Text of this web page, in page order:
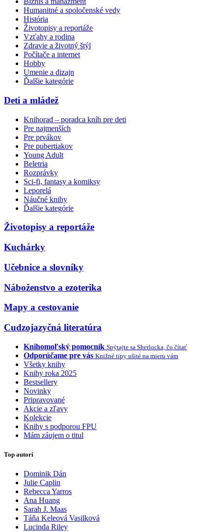
Humanitné a spoločenské vedy
História
Životopisy a reportáže
Vzťahy a rodina
Zdravie a životný štýl
Počítače a internet
Hobby
Umenie a dizajn
Ďalšie kategórie
Deti a mládež
Knihorad – poradca kníh pre deti
Pre najmenších
Pre prvákov
Pre pubertiakov
Young Adult
Beletria
Rozprávky
Sci-fi, fantasy a komiksy
Leporelá
Náučné knihy
Ďalšie kategórie
Životopisy a reportáže
Kuchárky
Učebnice a slovníky
Náboženstvo a ezoterika
Mapy a cestovanie
Cudzojazyčná literatúra
Knihomoľský pomocník Spýtajte sa Sherlocka, čo čítať
Odporúčame pre vás Knižné tipy ušité na mieru vám
Všetky knihy
Knihy roka 2025
Bestsellery
Novinky
Pripravované
Akcie a zľavy
Kolekcie
Knihy s podporou FPU
Mám záujem o titul
Top autori
Dominik Dán
Julie Caplin
Rebecca Yarros
Ana Huang
Sarah J. Maas
Táňa Keleová Vasilková
Lucinda Riley